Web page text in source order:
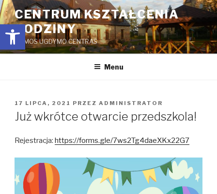
Open toolbar
Przejdź
do
treści
CENTRUM KSZTAŁCENIA
RODZINY
ŠEIMOS UGDYMO CENTRAS
Menu
OPUBLIKOWANE
W
17 LIPCA, 2021 PRZEZ ADMINISTRATOR
Już wkrótce otwarcie przedszkola!
Rejestracja: https://forms.gle/7ws2Tg4daeXKx22G7